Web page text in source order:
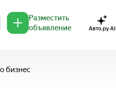
Разместить
объявление
Авто.ру AI
бизнес